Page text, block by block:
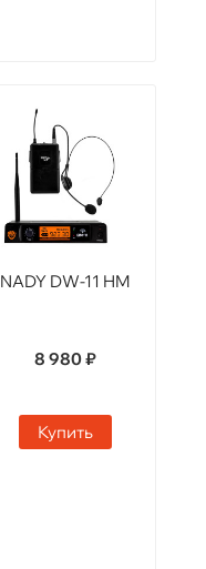
NADY DW-11 HM
8 980 ₽
Купить